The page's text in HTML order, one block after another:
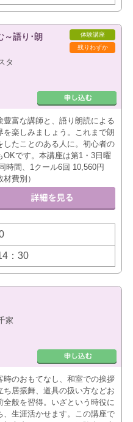
体験講座
残りわずか
～語り･朗
タ
豊富な講師と、語り朗読による
を楽しみましょう。これまで朗
したことのある人に。初心者の
OKです。本講座は第1・3日曜
時間、1クール6回 10,560円
材費別）
：30
家
時のおもてなし、和室での挨拶
ち居振舞、道具の扱い方などお
全般を習得。いざという時役に
、生涯活かせます。この講座で